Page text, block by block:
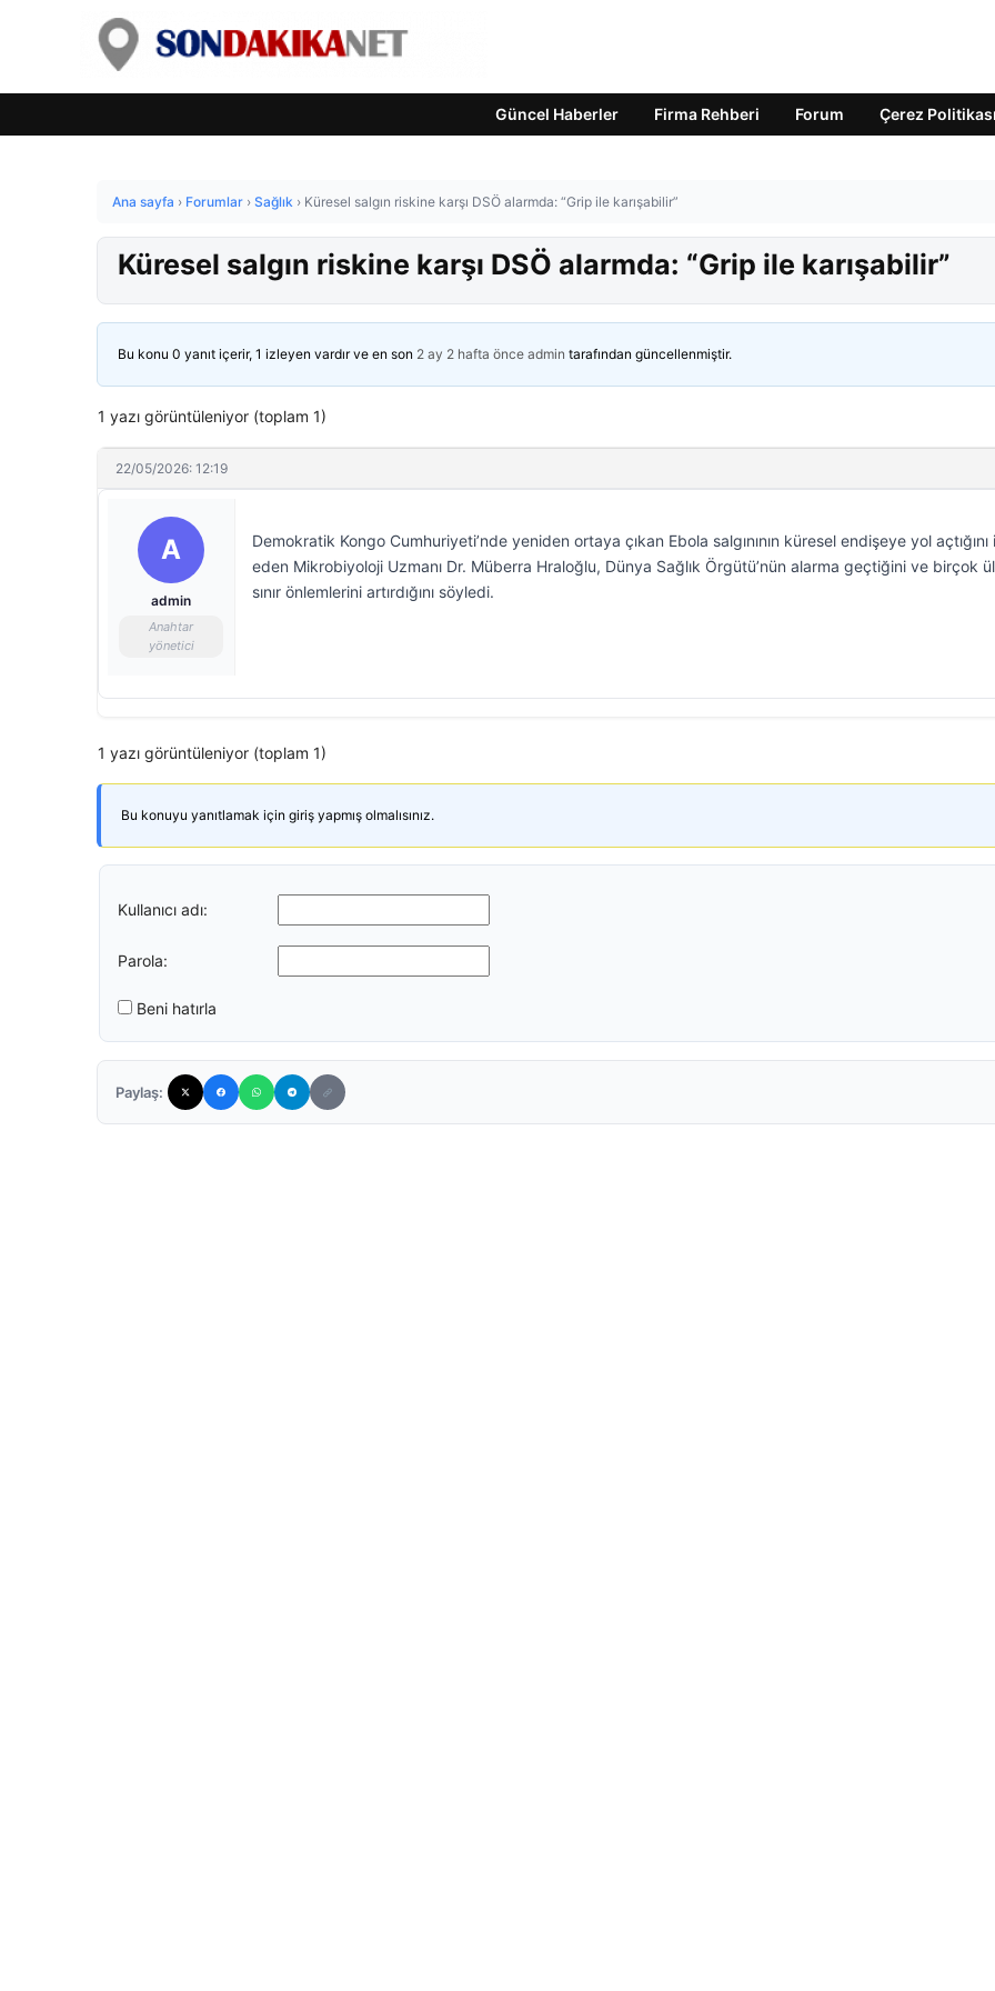
Güncel Haberler Firma Rehberi Forum Çerez Politikası
Ana sayfa › Forumlar › Sağlık › Küresel salgın riskine karşı DSÖ alarmda: “Grip ile karışabilir”
Küresel salgın riskine karşı DSÖ alarmda: “Grip ile karışabilir”
Bu konu 0 yanıt içerir, 1 izleyen vardır ve en son 2 ay 2 hafta önce admin tarafından güncellenmiştir.
1 yazı görüntüleniyor (toplam 1)
22/05/2026: 12:19
A
admin
Anahtar
yönetici
Demokratik Kongo Cumhuriyeti’nde yeniden ortaya çıkan Ebola salgınının küresel endişeye yol
eden Mikrobiyoloji Uzmanı Dr. Müberra Hraloğlu, Dünya Sağlık Örgütü’nün alarma geçtiğini ve birçok
sınır önlemlerini artırdığını söyledi.
1 yazı görüntüleniyor (toplam 1)
Bu konuyu yanıtlamak için giriş yapmış olmalısınız.
Kullanıcı adı:
Parola:
Beni hatırla
Paylaş: